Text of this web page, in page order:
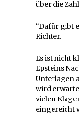
über die
“Dafür gibt
Richter.
Es ist nicht
Epsteins
Unterlagen
wird
vielen
eingereicht